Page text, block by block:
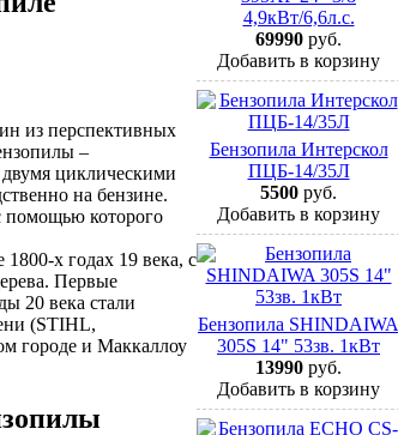
из перспективных
–
циклическими
на бензине.
помощью которого
х годах 19 века, с
Первые
20 века стали
(STIHL,
городе и Маккаллоу
4,9кВт/6,6л.с.
69990 руб.
Добавить в корзину
Бензопила Интерскол
ПЦБ-14/35Л
5500 руб.
Добавить в корзину
Бензопила SHINDAIWA
305S 14" 53зв. 1кВт
13990 руб.
Добавить в корзину